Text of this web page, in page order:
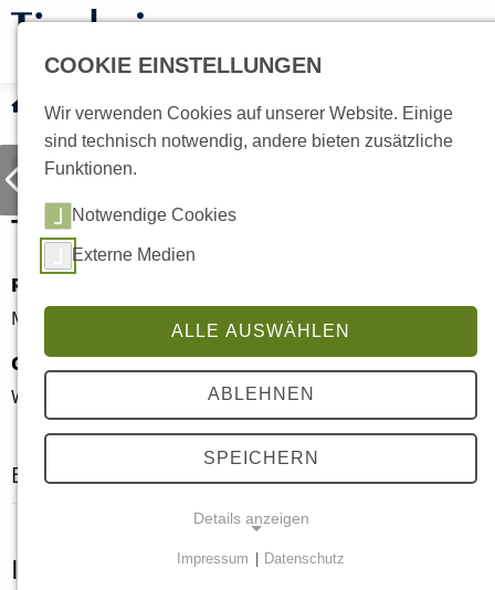
Tiervermittlung Hunde Current:
Toyka
Toyka
Rasse
Mischling
7 Monate
Geschlecht
Weiblich
Kastriert
Nein
Besonderheiten
Informationen zuToyka
COOKIE EINSTELLUNGEN
Wir verwenden Cookies auf unserer Website. Einige
sind technisch notwendig, andere bieten zusätzliche
Funktionen.
Notwendige Cookies
Externe Medien
ALLE AUSWÄHLEN
ABLEHNEN
SPEICHERN
Details anzeigen
Impressum Datenschutz